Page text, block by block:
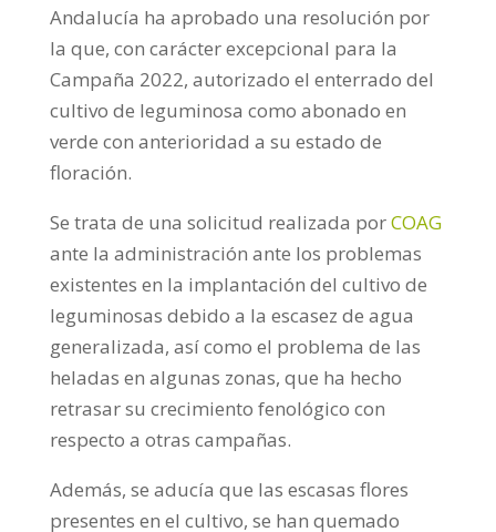
Andalucía ha aprobado una resolución por
la que, con carácter excepcional para la
Campaña 2022, autorizado el enterrado del
cultivo de leguminosa como abonado en
verde con anterioridad a su estado de
floración.
Se trata de una solicitud realizada porCOAG
ante la administración ante los problemas
existentes en la implantación del cultivo de
leguminosas debido a la escasez de agua
generalizada, así como el problema de las
heladas en algunas zonas, que ha hecho
retrasar su crecimiento fenológico con
respecto a otras campañas.
Además, se aducía que las escasas flores
presentes en el cultivo, se han quemado